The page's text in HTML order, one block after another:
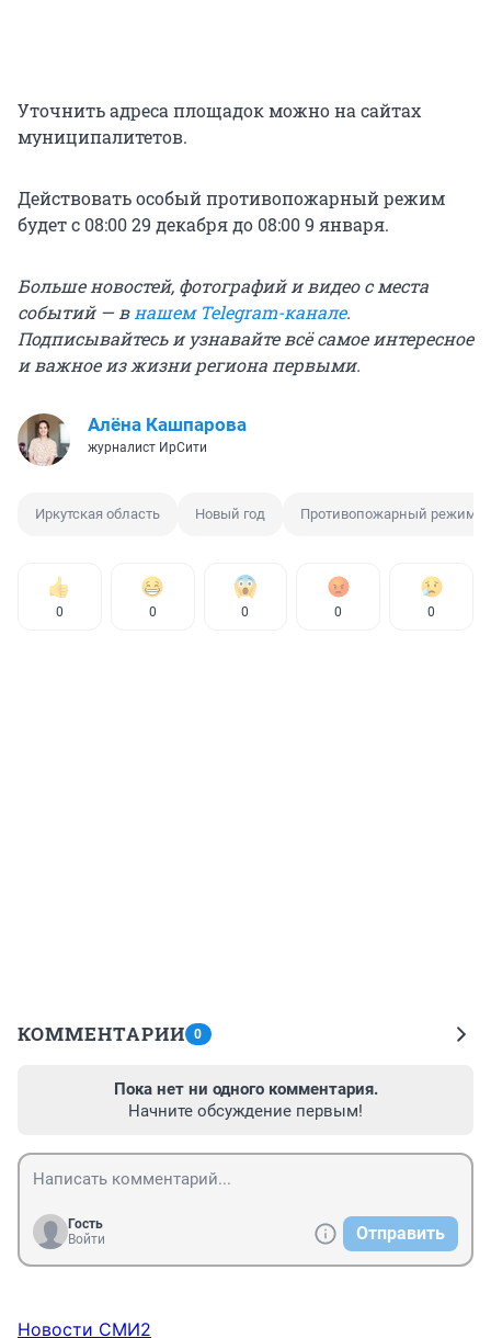
Уточнить адреса площадок можно на сайтах
муниципалитетов.
Действовать особый противопожарный режим
будет с 08:00 29 декабря до 08:00 9 января.
Больше новостей, фотографий и видео с места
событий — внашем Telegram-канале.
Подписывайтесь и узнавайте всё самое интересное
и важное из жизни региона первыми.
Алёна Кашпарова
журналист ИрСити
Иркутская область Новый год Противопожарный режим
0 0 0 0 0
КОММЕНТАРИИ 0
Пока нет ни одного комментария.
Начните обсуждение первым!
Гость
Войти
Отправить
Новости СМИ2